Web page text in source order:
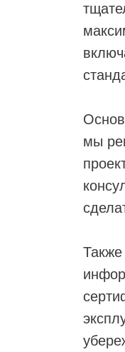
мы